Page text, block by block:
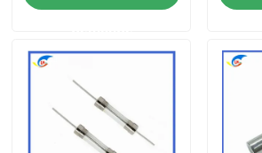
À propos de nous